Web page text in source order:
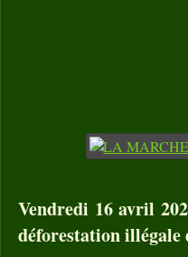
Vendredi 16 avril
déforestation